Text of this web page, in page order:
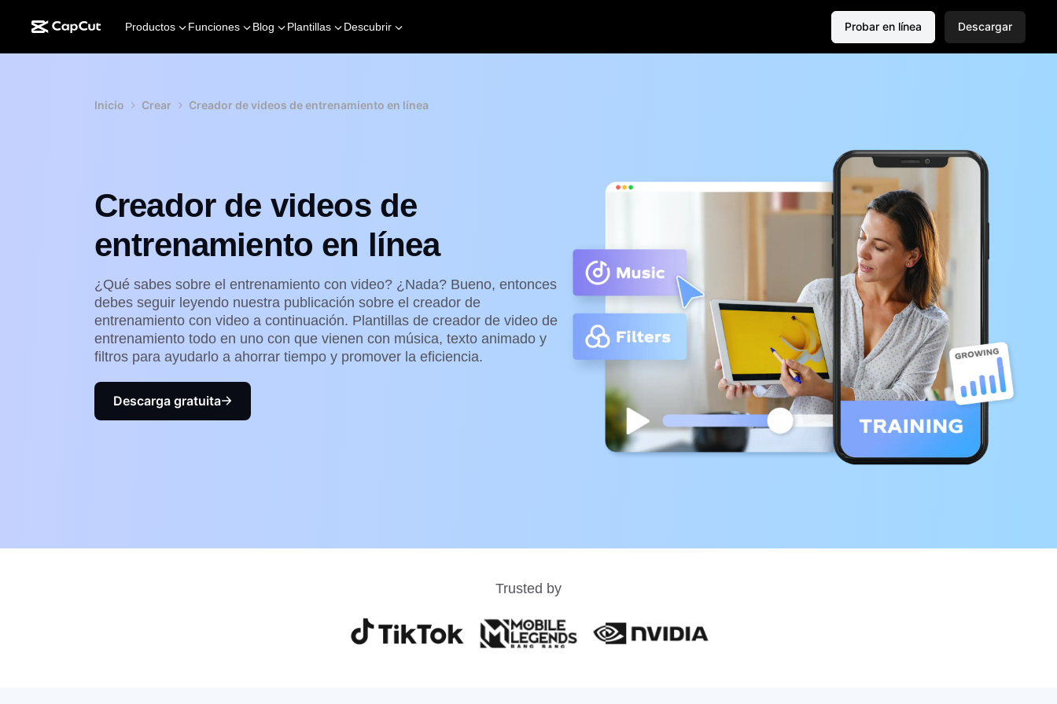
Productos Funciones Blog Plantillas Descubrir Probar en línea Descargar
Inicio Crear Creador de videos de entrenamiento en línea
Creador de videos de
entrenamiento en línea
¿Qué sabes sobre el entrenamiento con video? ¿Nada? Bueno, entonces
debes seguir leyendo nuestra publicación sobre el creador de
entrenamiento con video a continuación. Plantillas de creador de video de
entrenamiento todo en uno con que vienen con música, texto animado y
filtros para ayudarlo a ahorrar tiempo y promover la eficiencia.
Descarga gratuita
Trusted by